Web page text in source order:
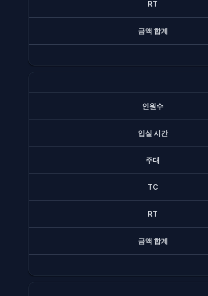
RT
금액 합계
인원수
입실 시간
주대
TC
RT
금액 합계